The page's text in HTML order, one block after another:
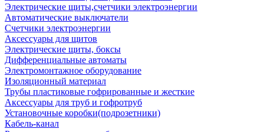
Электрические щиты,счетчики электроэнергии
Автоматические выключатели
Счетчики электроэнергии
Аксессуары для щитов
Электрические щиты, боксы
Дифференциальные автоматы
Электромонтажное оборудование
Изоляционный материал
Трубы пластиковые гофрированные и жесткие
Аксессуары для труб и гофротруб
Установочные коробки(подрозетники)
Кабель-канал